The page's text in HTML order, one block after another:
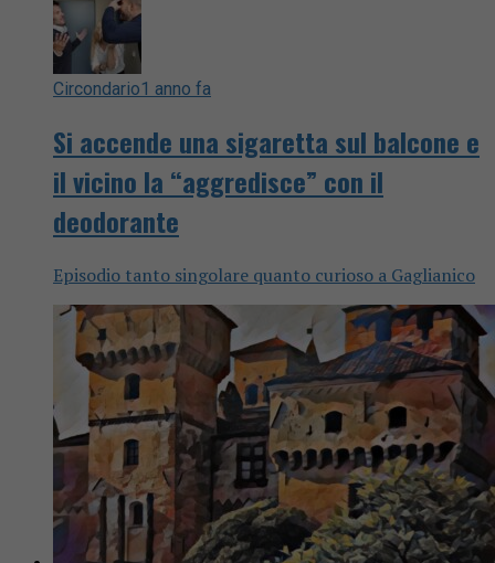
Circondario1 anno fa
Si accende una sigaretta sul balcone e
il vicino la “aggredisce” con il
deodorante
Episodio tanto singolare quanto curioso a Gaglianico